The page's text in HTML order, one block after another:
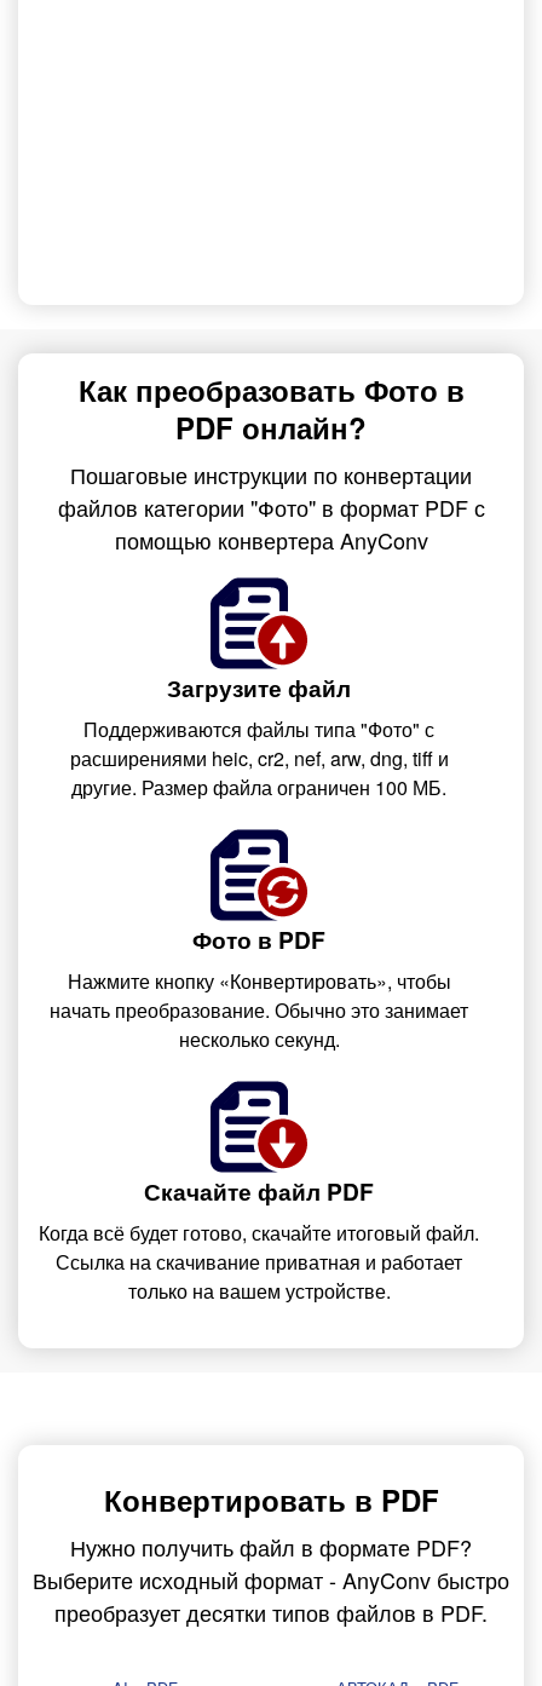
Как преобразовать Фото в
PDF онлайн?
Пошаговые инструкции по конвертации
файлов категории "Фото" в формат PDF с
помощью конвертера AnyConv
Загрузите файл
Поддерживаются файлы типа "Фото" с
расширениями heic, cr2, nef, arw, dng, tiff и
другие. Размер файла ограничен 100 МБ.
Фото в PDF
Нажмите кнопку «Конвертировать», чтобы
начать преобразование. Обычно это занимает
несколько секунд.
Скачайте файл PDF
Когда всё будет готово, скачайте итоговый файл.
Ссылка на скачивание приватная и работает
только на вашем устройстве.
Конвертировать в PDF
Нужно получить файл в формате PDF?
Выберите исходный формат - AnyConv быстро
преобразует десятки типов файлов в PDF.